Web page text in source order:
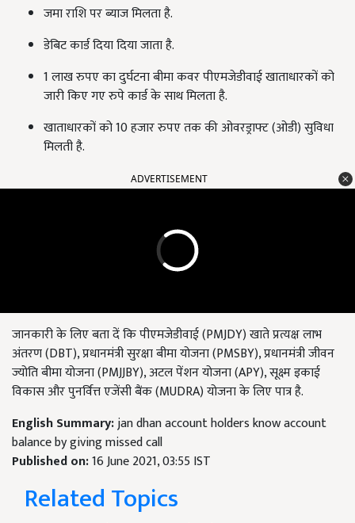
जमा राशि पर ब्याज मिलता है.
डेबिट कार्ड दिया दिया जाता है.
1 लाख रुपए का दुर्घटना बीमा कवर पीएमजेडीवाई खाताधारकों को
जारी किए गए रुपे कार्ड के साथ मिलता है.
खाताधारकों को 10 हजार रुपए तक की ओवरड्राफ्ट (ओडी) सुविधा
मिलती है.
ADVERTISEMENT
जानकारी के लिए बता दें कि पीएमजेडीवाई (PMJDY) खाते प्रत्यक्ष लाभ
अंतरण (DBT), प्रधानमंत्री सुरक्षा बीमा योजना (PMSBY), प्रधानमंत्री जीवन
ज्योति बीमा योजना (PMJJBY), अटल पेंशन योजना (APY), सूक्ष्म इकाई
विकास और पुनर्वित्त एजेंसी बैंक (MUDRA) योजना के लिए पात्र है.
English Summary:jan dhan account holders know account
balance by giving missed call
Published on:16 June 2021, 03:55 IST
Related Topics